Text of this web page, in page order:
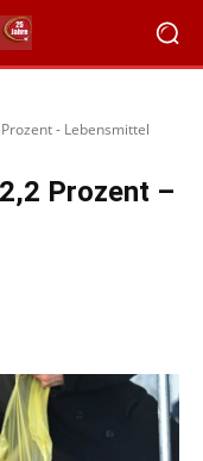
- Lebensmittel
Prozent –